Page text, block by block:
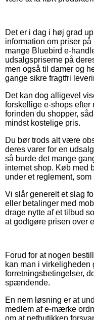
Det er i dag i høj grad
information om priser
mange Bluebird e-
udsalgspriserne på
men også til damer og
gange sikre fragtfri
Det kan dog alligevel
forskellige e-shops efter
forinden du shopper,
mindst kostelige pris.
Du bør trods alt være
deres varer for en
så burde det mange
internet shop. Køb med
under et reglement,
Vi slår generelt et slag
eller betalinger med
drage nytte af et tilbud
at godtgøre prisen over
Forud for at nogen
kan man i
forretningsbetingelser,
spændende.
En nem løsning er at
medlem af e-mærke
om at netbutikken